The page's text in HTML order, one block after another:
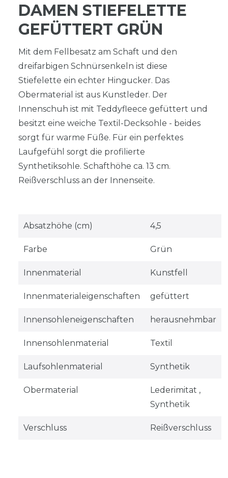
DAMEN STIEFELETTE
GEFÜTTERT GRÜN
Mit dem Fellbesatz am Schaft und den
dreifarbigen Schnürsenkeln ist diese
Stiefelette ein echter Hingucker. Das
Obermaterial ist aus Kunstleder. Der
Innenschuh ist mit Teddyfleece gefüttert und
besitzt eine weiche Textil-Decksohle - beides
sorgt für warme Füße. Für ein perfektes
Laufgefühl sorgt die profilierte
Synthetiksohle. Schafthöhe ca. 13 cm.
Reißverschluss an der Innenseite.
Absatzhöhe (cm) 4,5
Farbe Grün
Innenmaterial Kunstfell
Innenmaterialeigenschaften gefüttert
Innensohleneigenschaften herausnehmbar
Innensohlenmaterial Textil
Laufsohlenmaterial Synthetik
Obermaterial
Lederimitat ,
Synthetik
Verschluss Reißverschluss